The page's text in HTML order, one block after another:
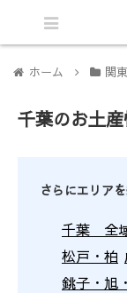
ホーム 関東
千葉のお土
さらにエリア
千葉 全
松戸・柏
銚子・旭